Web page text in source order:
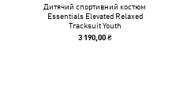
Дитячий спортивний костюм
Essentials Elevated Relaxed
Tracksuit Youth
3 190,00 ₴